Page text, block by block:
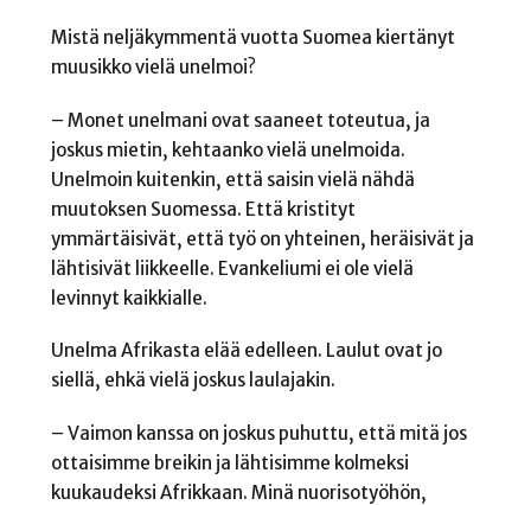
Mistä neljäkymmentä vuotta Suomea kiertänyt
muusikko vielä unelmoi?
– Monet unelmani ovat saaneet toteutua, ja
joskus mietin, kehtaanko vielä unelmoida.
Unelmoin kuitenkin, että saisin vielä nähdä
muutoksen Suomessa. Että kristityt
ymmärtäisivät, että työ on yhteinen, heräisivät ja
lähtisivät liikkeelle. Evankeliumi ei ole vielä
levinnyt kaikkialle.
Unelma Afrikasta elää edelleen. Laulut ovat jo
siellä, ehkä vielä joskus laulajakin.
– Vaimon kanssa on joskus puhuttu, että mitä jos
ottaisimme breikin ja lähtisimme kolmeksi
kuukaudeksi Afrikkaan. Minä nuorisotyöhön,